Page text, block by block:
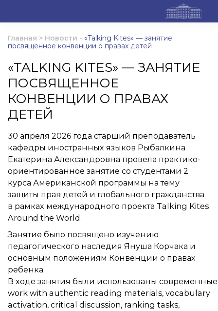
Главная > Новости - «Talking Kites» — занятие
посвященное конвенции о правах детей
«TALKING KITES» — ЗАНЯТИЕ
ПОСВЯЩЕННОЕ
КОНВЕНЦИИ О ПРАВАХ
ДЕТЕЙ
30 апреля 2026 года старший преподаватель
кафедры иностранных языков Рыбалкина
Екатерина Александровна провела практико-
ориентированное занятие со студентами 2
курса Американской программы на тему
защиты прав детей и глобального гражданства
в рамках международного проекта Talking Kites
Around the World.
Занятие было посвящено изучению
педагогического наследия Януша Корчака и
основным положениям Конвенции о правах
ребенка.
В ходе занятия были использованы
work with authentic reading materials, vocabulary
activation, critical discussion, ranking tasks,